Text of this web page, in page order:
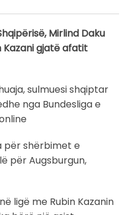
Mirlind Daku
Kazani gjatë afatit
sulmuesi shqiptar
nga Bundesliga e
për shërbimet e
për Augsburgun,
ligë me Rubin Kazanin